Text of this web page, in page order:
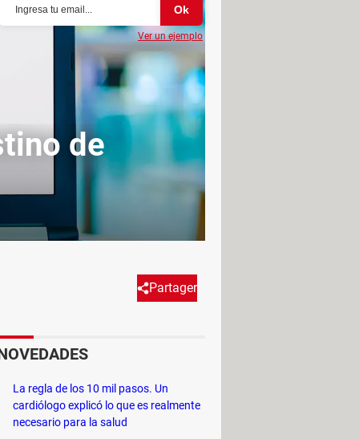
de
Partager
si queremos que
cambiar nuestras
.
Ver un ejemplo
La regla de los 10 mil pasos. Un
cardiólogo explicó lo que es realmente
necesario para la salud